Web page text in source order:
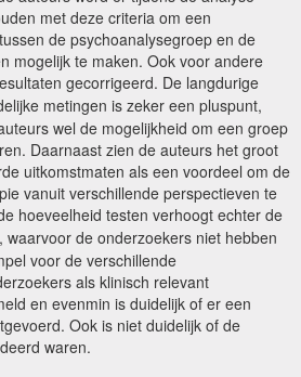
met deze criteria om een
de psychoanalysegroep en de
mogelijk te maken. Ook voor andere
gecorrigeerd. De langdurige
metingen is zeker een pluspunt,
wel de mogelijkheid om een groep
Daarnaast zien de auteurs het groot
uitkomstmaten als een voordeel om de
vanuit verschillende perspectieven te
hoeveelheid testen verhoogt echter de
waarvoor de onderzoekers niet hebben
voor de verschillende
als klinisch relevant
en evenmin is duidelijk of er een
Ook is niet duidelijk of de
waren.